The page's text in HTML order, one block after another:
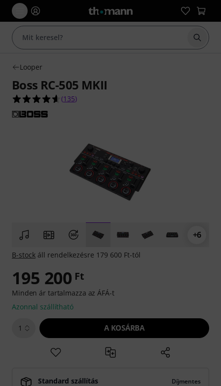
Looper
Boss RC-505 MKII
4.6/5 csillag, összesen 135 értékelés alapján
(135)
+6
B-stock áll rendelkezésre 179 600 Ft-tól
195 200 Ft
Minden ár tartalmazza az ÁFÁ-t
Azonnal szállítható
1 A KOSÁRBA
Standard szállítás
Díjmentes